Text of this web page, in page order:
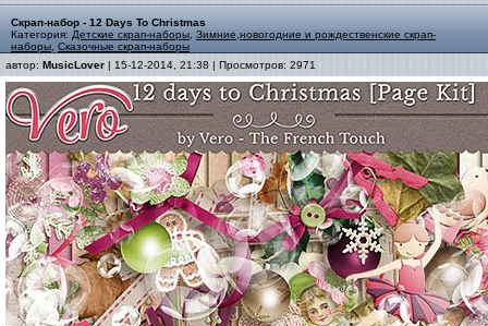
Скрап-набор - 12 Days To Christmas
Категория: Детские скрап-наборы Зимние,новогодние и рождественские скрап-
наборы Сказочные скрап-наборы
автор: MusicLover | 15-12-2014, 21:38 | Просмотров: 2971